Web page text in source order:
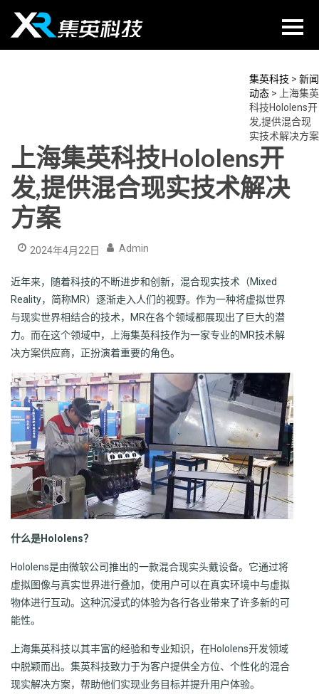
content
集英科技 > 新闻
动态 >
上海集英
科技Hololens开
发,提供混合现
实技术解决方案
上海集英科技Hololens开
发,提供混合现实技术解决
方案
2024年4月22日 Admin
近年来，随着科技的不断进步和创新，混合现实技术（Mixed
Reality，简称MR）逐渐走入人们的视野。作为一种将虚拟世界
与现实世界相结合的技术，MR在各个领域都展现出了巨大的潜
力。而在这个领域中，上海集英科技作为一家专业的MR技术解
决方案供应商，正扮演着重要的角色。
什么是Hololens？
Hololens是由微软公司推出的一款混合现实头戴设备。它通过将
虚拟图像与真实世界进行叠加，使用户可以在真实环境中与虚拟
物体进行互动。这种沉浸式的体验为各行各业带来了许多新的可
能性。
上海集英科技以其丰富的经验和专业知识，在Hololens开发领域
中脱颖而出。集英科技致力于为客户提供全方位、个性化的混合
现实解决方案，帮助他们实现业务目标并提升用户体验。